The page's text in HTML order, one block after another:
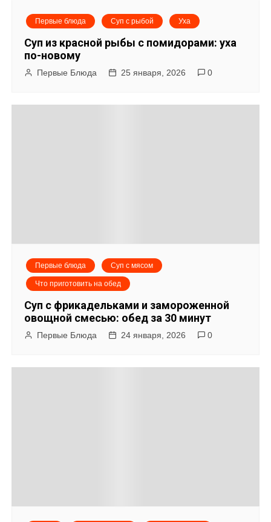
м
Первые блюда Суп с рыбой Уха
Суп из красной рыбы с помидорами: уха
по-новому
Первые Блюда 25 января, 2026 0
Первые блюда Суп с мясом
Что приготовить на обед
Суп с фрикадельками и замороженной
овощной смесью: обед за 30 минут
Первые Блюда 24 января, 2026 0